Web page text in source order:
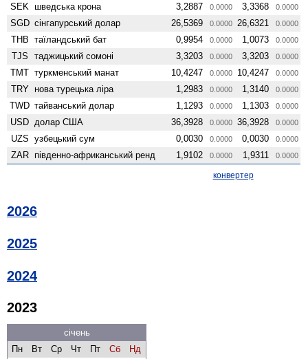
SEK шведська крона 3,2887 0.0000 3,3368 0.0000
SGD сінгапурський долар 26,5369 0.0000 26,6321 0.0000
THB таїландський бат 0,9954 0.0000 1,0073 0.0000
TJS таджицький сомоні 3,3203 0.0000 3,3203 0.0000
TMT туркменський манат 10,4247 0.0000 10,4247 0.0000
TRY нова турецька ліра 1,2983 0.0000 1,3140 0.0000
TWD тайванський долар 1,1293 0.0000 1,1303 0.0000
USD долар США 36,3928 0.0000 36,3928 0.0000
UZS узбецький сум 0,0030 0.0000 0,0030 0.0000
ZAR південно-африканський ренд 1,9102 0.0000 1,9311 0.0000
конвертер
2026
2025
2024
2023
січень
Пн
Вт Ср Чт Пт Сб
Нд